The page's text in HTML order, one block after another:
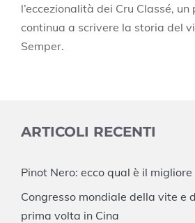
l’eccezionalità dei Cru Classé,
continua a scrivere la storia del
Semper.
ARTICOLI RECENTI
Pinot Nero: ecco qual è il migliore
Congresso mondiale della vite e
prima volta in Cina